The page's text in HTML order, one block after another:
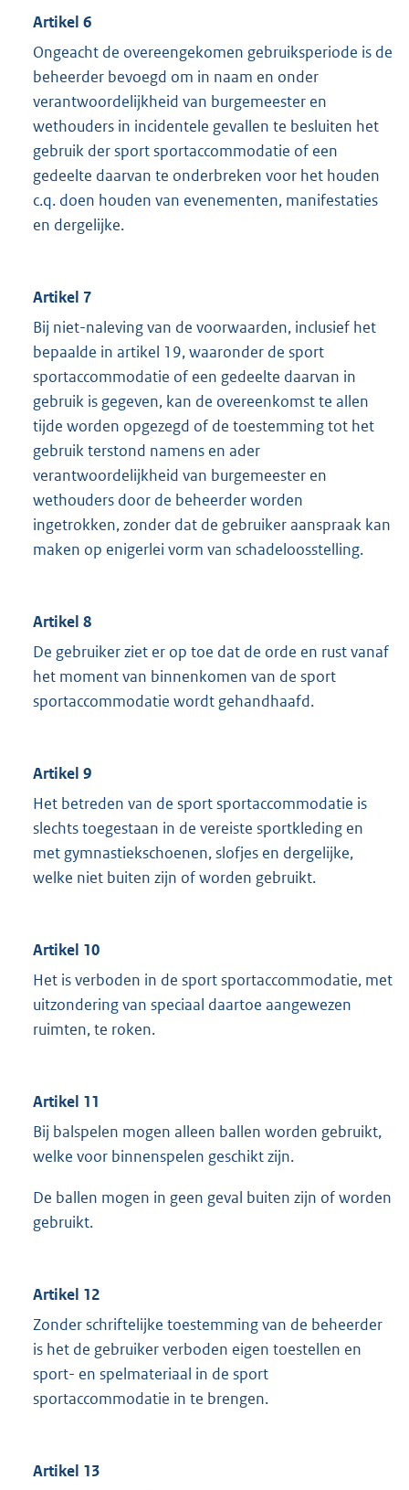
Artikel 6
Ongeacht de overeengekomen gebruiksperiode is de
beheerder bevoegd om in naam en onder
verantwoordelijkheid van burgemeester en
wethouders in incidentele gevallen te besluiten het
gebruik der sport sportaccommodatie of een
gedeelte daarvan te onderbreken voor het houden
c.q. doen houden van evenementen, manifestaties
en dergelijke.
Artikel 7
Bij niet-naleving van de voorwaarden, inclusief het
bepaalde in artikel 19, waaronder de sport
sportaccommodatie of een gedeelte daarvan in
gebruik is gegeven, kan de overeenkomst te allen
tijde worden opgezegd of de toestemming tot het
gebruik terstond namens en ader
verantwoordelijkheid van burgemeester en
wethouders door de beheerder worden
ingetrokken, zonder dat de gebruiker aanspraak kan
maken op enigerlei vorm van schadeloosstelling.
Artikel 8
De gebruiker ziet er op toe dat de orde en rust vanaf
het moment van binnenkomen van de sport
sportaccommodatie wordt gehandhaafd.
Artikel 9
Het betreden van de sport sportaccommodatie is
slechts toegestaan in de vereiste sportkleding en
met gymnastiekschoenen, slofjes en dergelijke,
welke niet buiten zijn of worden gebruikt.
Artikel 10
Het is verboden in de sport sportaccommodatie, met
uitzondering van speciaal daartoe aangewezen
ruimten, te roken.
Artikel 11
Bij balspelen mogen alleen ballen worden gebruikt,
welke voor binnenspelen geschikt zijn.
De ballen mogen in geen geval buiten zijn of worden
gebruikt.
Artikel 12
Zonder schriftelijke toestemming van de beheerder
is het de gebruiker verboden eigen toestellen en
sport- en spelmateriaal in de sport
sportaccommodatie in te brengen.
Artikel 13